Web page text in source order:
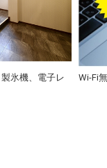
氷機、電子レ
Wi-Fi